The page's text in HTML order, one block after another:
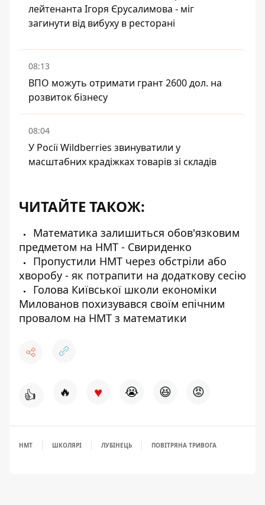
лейтенанта Ігоря Єрусалимова - міг
загинути від вибуху в ресторані
08:13
ВПО можуть отримати грант 2600 дол. на
розвиток бізнесу
08:04
У Росії Wildberries звинуватили у
масштабних крадіжках товарів зі складів
ЧИТАЙТЕ ТАКОЖ:
Математика залишиться обов'язковим
предметом на НМТ - Свириденко
Пропустили НМТ через обстріли або
хворобу - як потрапити на додаткову сесію
Голова Київської школи економіки
Милованов похизувався своїм епічним
провалом на НМТ з математики
👍 🔥 ♥ 😭 😆 😡
НМТ ШКОЛЯРІ ЛУБІНЕЦЬ ПОВІТРЯНА ТРИВОГА